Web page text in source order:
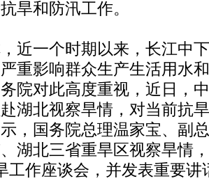
旱和防汛工作。
一个时期以来，长江中
重影响群众生产生活用水
院对此高度重视，近日，
湖北视察旱情，对当前抗
，国务院总理温家宝、副
湖北三省重旱区视察旱情
工作座谈会，并发表重要讲